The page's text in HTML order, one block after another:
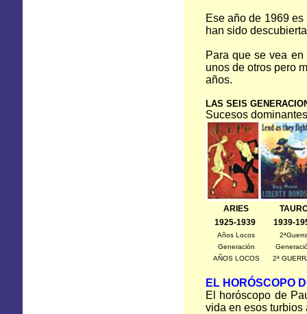
Ese año de 1969
han sido
Para que se vea
unos de otros pero
años.
LAS SEIS
Sucesos dominantes
ARIES
1925-1939
1939-
Años Locos
Generación
AÑOS LOCOS
2ª
EL HORÓSCOPO
El horóscopo de
vida en esos turbios